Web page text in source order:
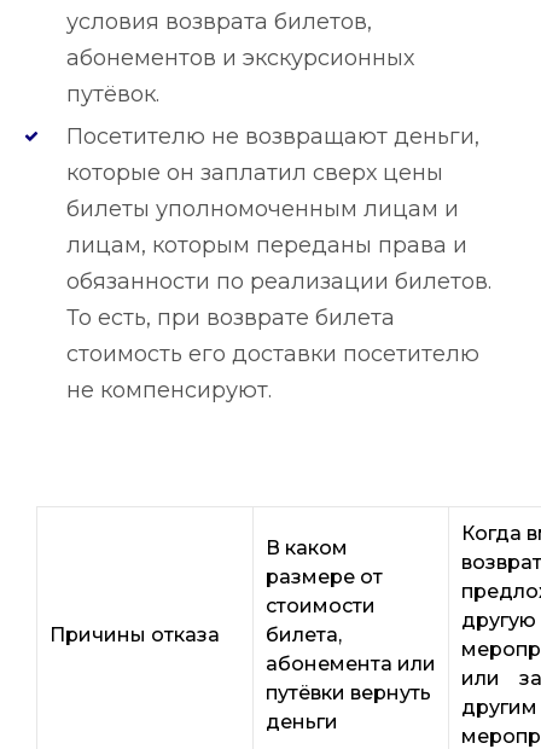
условия возврата билетов,
абонементов и экскурсионных
путёвок.
Посетителю не возвращают деньги,
которые он заплатил сверх цены
билеты уполномоченным лицам и
лицам, которым переданы права и
обязанности по реализации билетов.
То есть, при возврате билета
стоимость его доставки посетителю
не компенсируют.
Причины отказа
В каком
размере от
стоимости
билета,
абонемента или
путёвки вернуть
деньги
Когда
другую
или
другим